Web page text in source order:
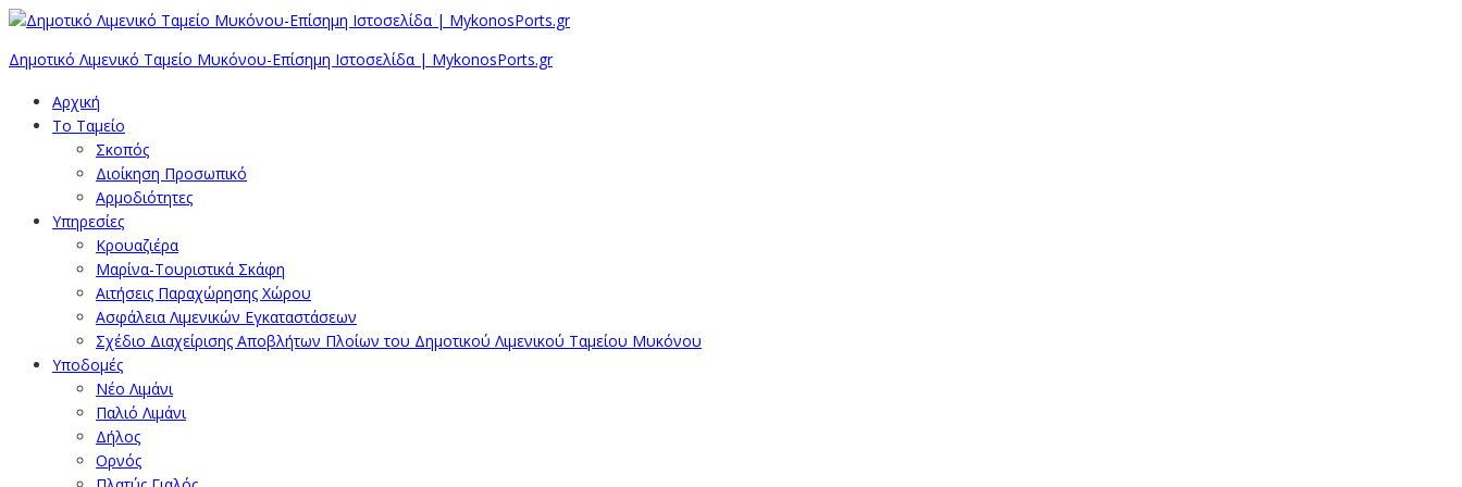
Δημοτικό Λιμενικό Ταμείο Μυκόνου-Επίσημη Ιστοσελίδα | MykonosPorts.gr
Αρχική
Το Ταμείο
Σκοπός
Διοίκηση Προσωπικό
Αρμοδιότητες
Υπηρεσίες
Κρουαζιέρα
Μαρίνα-Τουριστικά Σκάφη
Αιτήσεις Παραχώρησης Χώρου
Ασφάλεια Λιμενικών Εγκαταστάσεων
Σχέδιο Διαχείρισης Αποβλήτων Πλοίων του Δημοτικού Λιμενικού Ταμείου Μυκόνου
Υποδομές
Νέο Λιμάνι
Παλιό Λιμάνι
Δήλος
Ορνός